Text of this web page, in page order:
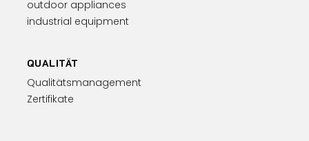
outdoor appliances
industrial equipment
QUALITÄT
Qualitätsmanagement
Zertifikate